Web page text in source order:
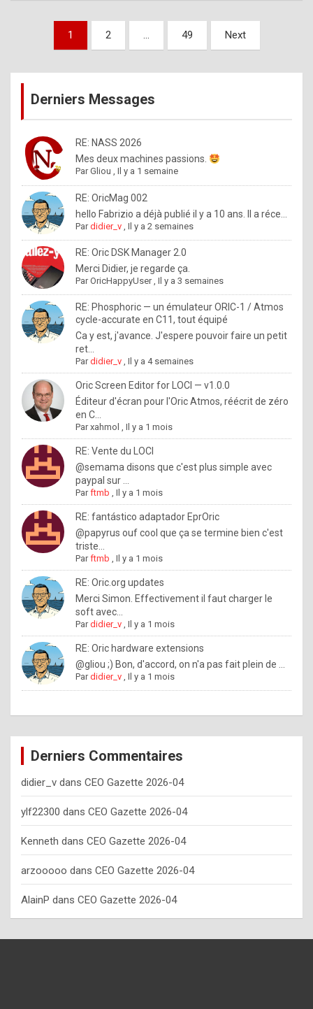
a
%
a
d
e
b
y
R
o
l
e
.
I
f
y
u
w
a
n
t
o
n
o
w
h
o
w
o
t
e
n
y
o
u
s
h
Pagination
publications
1 2 … 49 Next
Derniers Messages
RE: NASS 2026
Mes deux machines passions.
ParGliou ,Il y a 1 semaine
RE: OricMag 002
hello Fabrizio a déjà publié il y a 10 ans. Il a réce...
Pardidier_v ,Il y a 2 semaines
RE: Oric DSK Manager 2.0
Merci Didier, je regarde ça.
ParOricHappyUser,Il y a 3 semaines
RE: Phosphoric — un émulateur ORIC-1 / Atmos
cycle-accurate en C11, tout équipé
Ca y est, j'avance. J'espere pouvoir faire un petit
ret...
Pardidier_v ,Il y a 4 semaines
Oric Screen Editor for LOCI — v1.0.0
Éditeur d'écran pour l'Oric Atmos, réécrit de zéro
en C...
Parxahmol ,Il y a 1 mois
RE: Vente du LOCI
@semama disons que c'est plus simple avec
paypal sur ...
Parftmb ,Il y a 1 mois
RE: fantástico adaptador EprOric
@papyrus ouf cool que ça se termine bien c'est
triste...
Parftmb ,Il y a 1 mois
RE: Oric.org updates
Merci Simon. Effectivement il faut charger le
soft avec...
Pardidier_v ,Il y a 1 mois
RE: Oric hardware extensions
@gliou ;) Bon, d'accord, on n'a pas fait plein de ...
Pardidier_v ,Il y a 1 mois
Derniers Commentaires
didier_v dans CEO Gazette 2026-04
ylf22300 dans CEO Gazette 2026-04
Kenneth dans CEO Gazette 2026-04
arzooooo dans CEO Gazette 2026-04
AlainP dans CEO Gazette 2026-04